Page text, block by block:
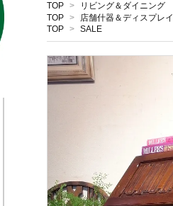
TOP >
リビング＆ダイニング
TOP >
店舗什器＆ディスプレイ
TOP > SALE